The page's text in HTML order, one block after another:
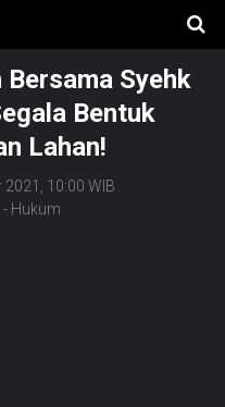
Syehk
Bentuk
Lahan!
10:00 WIB
- Hukum